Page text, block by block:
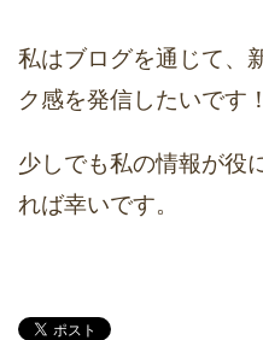
私はブログを通じて、
ク感を発信したいです！
少しでも私の情報が役
れば幸いです。